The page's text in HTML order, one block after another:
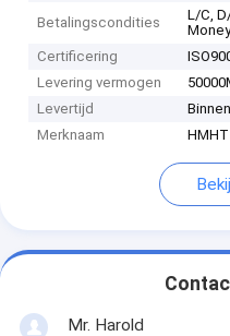
Betalingscondities
L/C,
Certificering
Levering vermogen
Levertijd
Merknaam
HMHT
Mr. Harold